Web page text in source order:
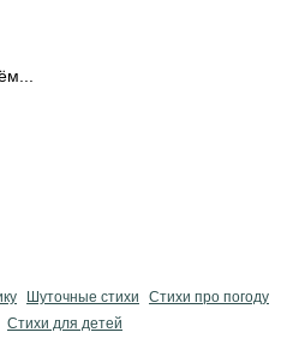
Шуточные стихи
Стихи про погоду
Стихи для детей